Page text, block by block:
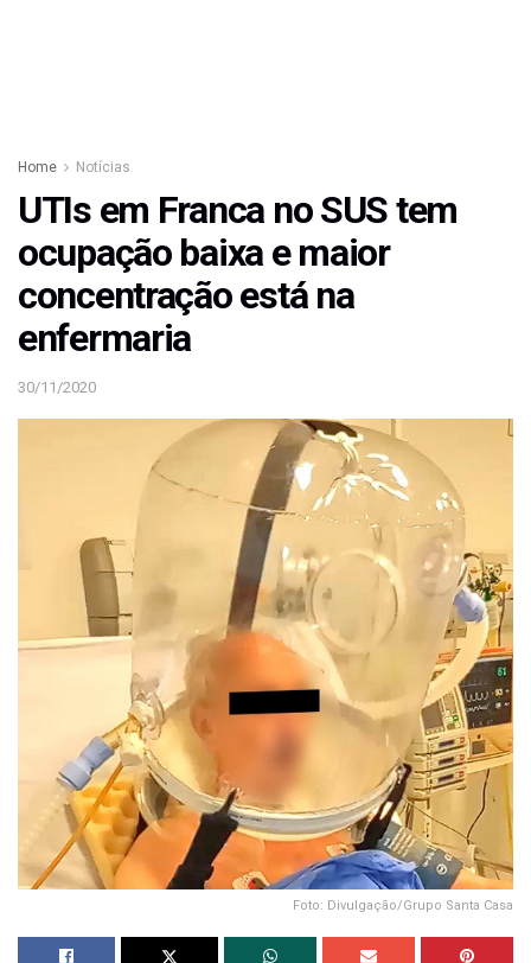
Home Notícias
UTIs em Franca no SUS tem
ocupação baixa e maior
concentração está na
enfermaria
30/11/2020
Foto: Divulgação/Grupo Santa Casa